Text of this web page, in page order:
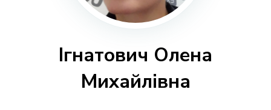
Ігнатович Олена
Михайлівна